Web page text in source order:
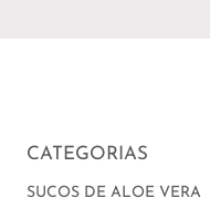
CATEGORIAS
SUCOS DE ALOE VERA